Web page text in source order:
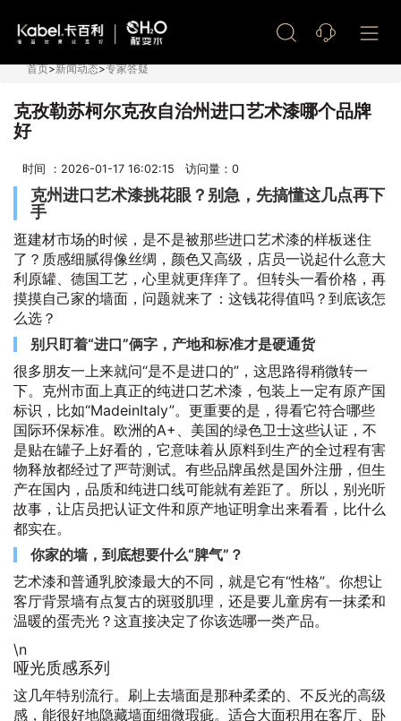
首页>新闻动态>专家答疑
克孜勒苏柯尔克孜自治州进口艺术漆哪个品牌
好
时间 ：2026-01-17 16:02:15 访问量： 0
克州进口艺术漆挑花眼？别急，先搞懂这几点再下
手
逛建材市场的时候，是不是被那些进口艺术漆的样板迷住
了？质感细腻得像丝绸，颜色又高级，店员一说起什么意大
利原罐、德国工艺，心里就更痒痒了。但转头一看价格，再
摸摸自己家的墙面，问题就来了：这钱花得值吗？到底该怎
么选？
别只盯着“进口”俩字，产地和标准才是硬通货
很多朋友一上来就问“是不是进口的”，这思路得稍微转一
下。克州市面上真正的纯进口艺术漆，包装上一定有原产国
标识，比如“MadeinItaly”。更重要的是，得看它符合哪些
国际环保标准。欧洲的A+、美国的绿色卫士这些认证，不
是贴在罐子上好看的，它意味着从原料到生产的全过程有害
物释放都经过了严苛测试。有些品牌虽然是国外注册，但生
产在国内，品质和纯进口线可能就有差距了。所以，别光听
故事，让店员把认证文件和原产地证明拿出来看看，比什么
都实在。
你家的墙，到底想要什么“脾气”？
艺术漆和普通乳胶漆最大的不同，就是它有“性格”。你想让
客厅背景墙有点复古的斑驳肌理，还是要儿童房有一抹柔和
温暖的蛋壳光？这直接决定了你该选哪一类产品。
\n
哑光质感系列
这几年特别流行。刷上去墙面是那种柔柔的、不反光的高级
感，能很好地隐藏墙面细微瑕疵。适合大面积用在客厅、卧